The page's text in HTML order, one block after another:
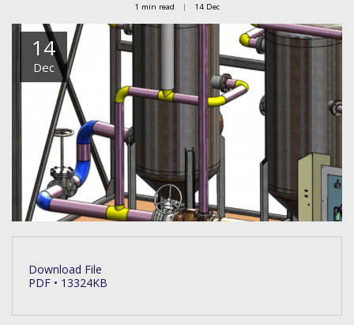
1 min read 14 Dec
14
Dec
Download File
PDF • 13324KB